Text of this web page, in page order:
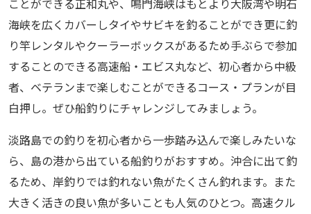
ことができる正和丸や、鳴門海峡はもとより大阪湾や明石
海峡を広くカバーしタイやサビキを釣ることができ更に釣
り竿レンタルやクーラーボックスがあるため手ぶらで参加
することのできる高速船・エビス丸など、初心者から中級
者、ベテランまで楽しむことができるコース・プランが目
白押し。ぜひ船釣りにチャレンジしてみましょう。
淡路島での釣りを初心者から一歩踏み込んで楽しみたいな
ら、島の港から出ている船釣りがおすすめ。沖合に出て釣
るため、岸釣りでは釣れない魚がたくさん釣れます。また
大きく活きの良い魚が多いことも人気のひとつ。高速クル